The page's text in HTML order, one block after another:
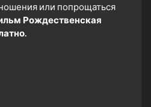
или попрощаться
Рождественская